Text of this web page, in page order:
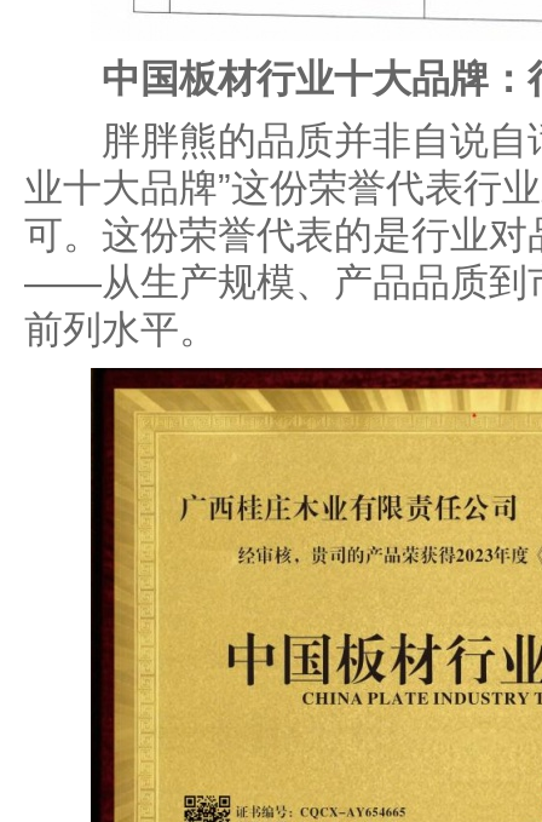
中国板材行业十大品牌：
胖胖熊的品质并非自说自
业十大品牌”这份荣誉代表行
可。这份荣誉代表的是行业
——从生产规模、产品品质到
前列水平。